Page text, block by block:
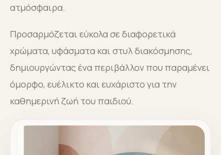
ατμόσφαιρα.
Προσαρμόζεται εύκολα σε διαφορετικά
χρώματα, υφάσματα και στυλ διακόσμησης,
δημιουργώντας ένα περιβάλλον που παραμένει
όμορφο, ευέλικτο και ευχάριστο για την
καθημερινή ζωή του παιδιού.